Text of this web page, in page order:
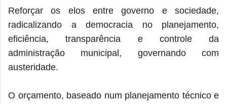
Reforçar os elos entre governo e sociedade,
radicalizando a democracia no planejamento,
eficiência, transparência e controle da
administração municipal, governando com
austeridade.
O orçamento, baseado num planejamento técnico e